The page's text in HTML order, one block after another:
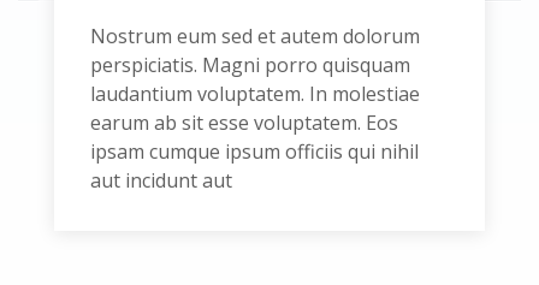
Nostrum eum sed et autem dolorum
perspiciatis. Magni porro quisquam
laudantium voluptatem. In molestiae
earum ab sit esse voluptatem. Eos
ipsam cumque ipsum officiis qui nihil
aut incidunt aut